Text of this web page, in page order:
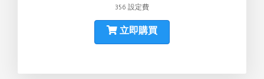
356 設定費
立即購買